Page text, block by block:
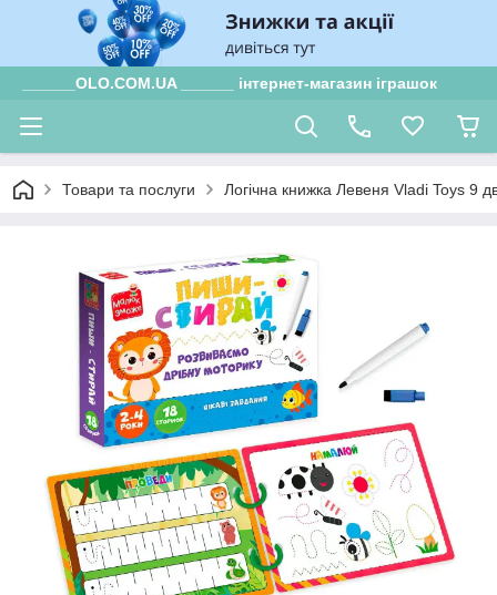
______OLO.COM.UA ______ інтернет-магазин іграшок
Товари та послуги Логічна книжка Левеня Vladi Toys 9